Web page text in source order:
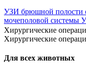
УЗИ брюшной полости
мочеполовой системы
Хирургические
Хирургические
Для всех животных